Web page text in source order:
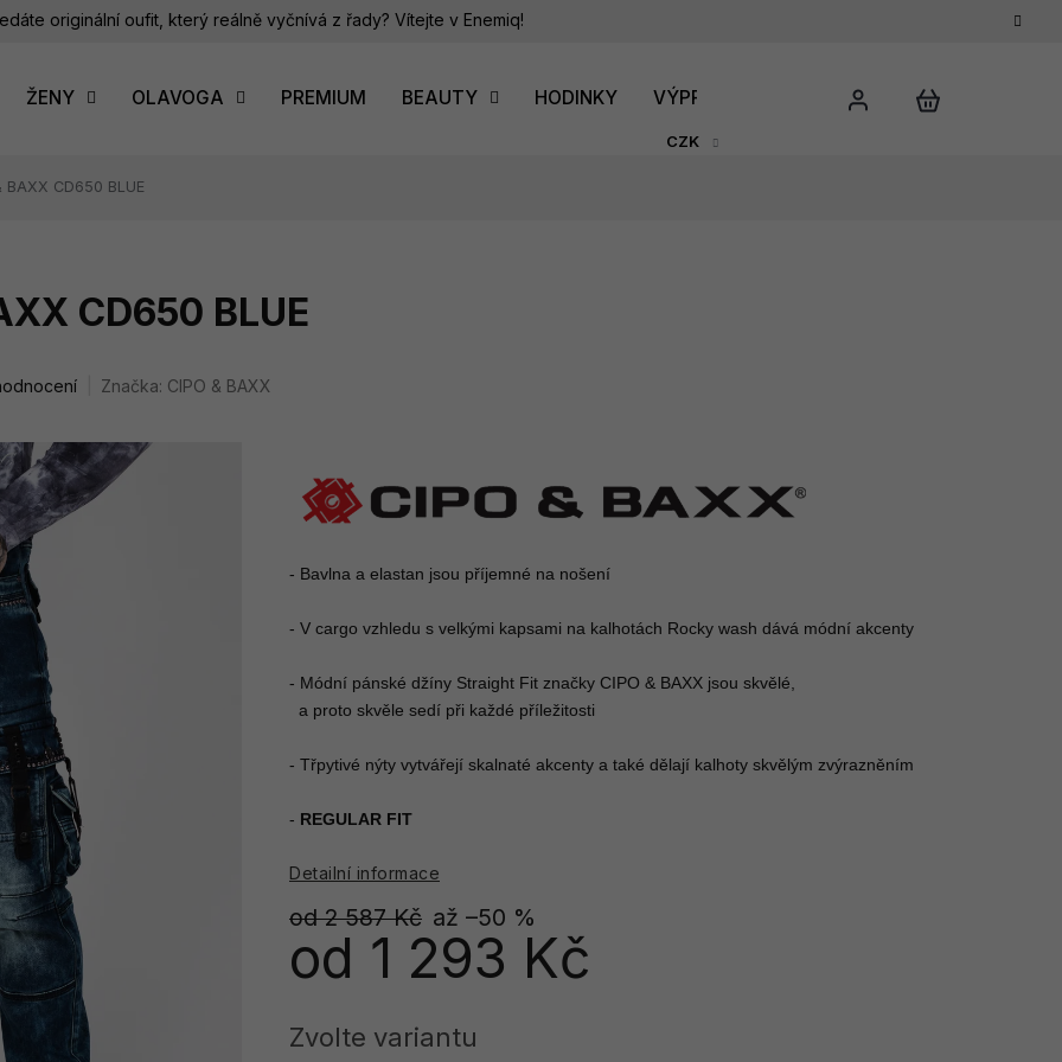
originální oufit, který reálně vyčnívá z řady? Vítejte v Enemiq!
CZK
ŽENY OLAVOGA PREMIUM BEAUTY HODINKY VÝPRODEJ DÁRKOVÝ POUKAZ
CD650 BLUE
CD650 BLUE
Značka: CIPO & BAXX
od 2 587 Kč až –50 %
od 1 293 Kč
cena:
Zvolte variantu
- Bavlna a elastan jsou příjemné na nošení
- V cargo vzhledu s velkými kapsami na kalhotách Rocky wash dává módní akcenty
- Módní pánské džíny Straight Fit značky CIPO & BAXX jsou skvělé,
  a proto skvěle sedí při každé příležitosti
- Třpytivé nýty vytvářejí skalnaté akcenty a také dělají kalhoty skvělým zvýrazněním
- REGULAR FIT
Detailní informace